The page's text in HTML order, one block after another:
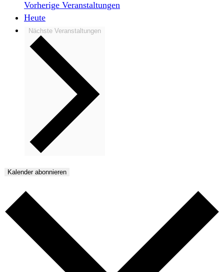
Vorherige Veranstaltungen
Heute
Nächste Veranstaltungen
Kalender abonnieren